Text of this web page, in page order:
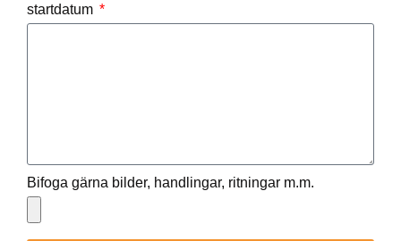
startdatum
Bifoga gärna bilder, handlingar, ritningar m.m.